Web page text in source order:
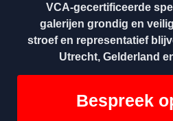
VCA-gecertificeerde
galerijen grondig en
stroef en representatief
Utrecht, Gelderland
Bespreek